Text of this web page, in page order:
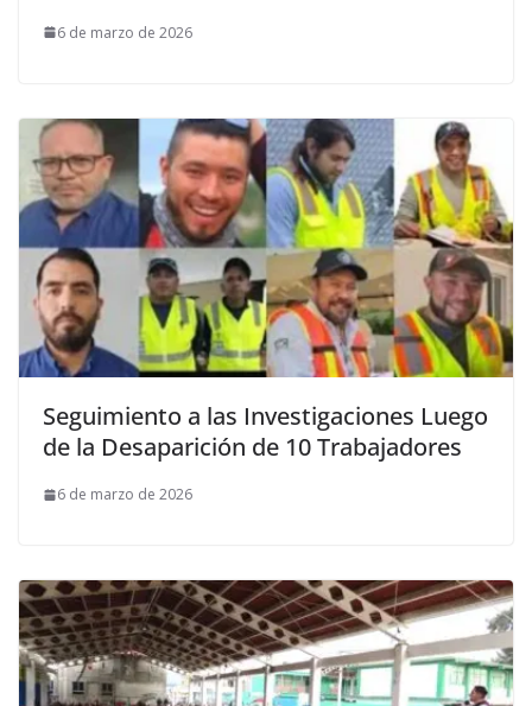
6 de marzo de 2026
Seguimiento a las Investigaciones Luego
de la Desaparición de 10 Trabajadores
6 de marzo de 2026